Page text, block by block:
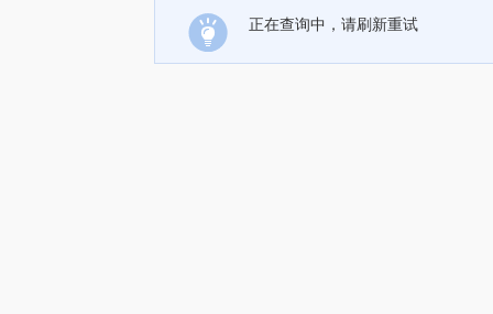
正在查询中，请刷新重试